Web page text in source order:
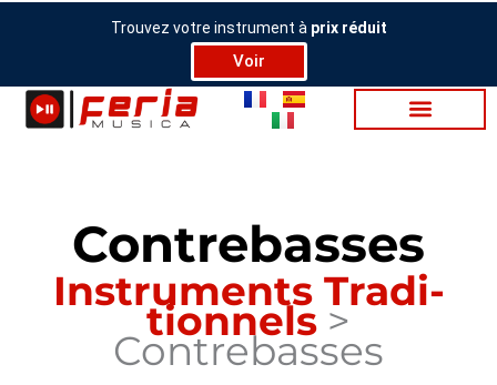
Aller
Trouvez votre instrument à prix réduit
Voir
Contrebasses
Ins­tru­ments Tra­di­
tion­nels >
Contrebasses